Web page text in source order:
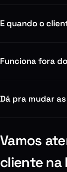
E quando o
Funciona fora
Dá pra mudar
Vamos
cliente na